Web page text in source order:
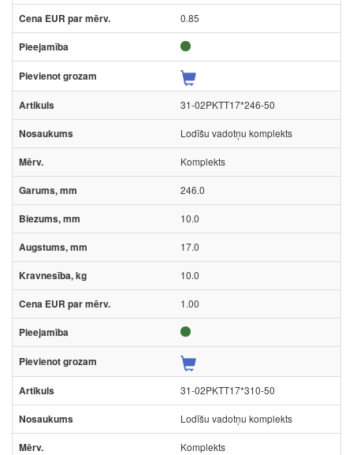
0.85
31-02PKTT17*246-50
Lodīšu vadotņu komplekts
Komplekts
246.0
10.0
17.0
10.0
1.00
31-02PKTT17*310-50
Lodīšu vadotņu komplekts
Komplekts